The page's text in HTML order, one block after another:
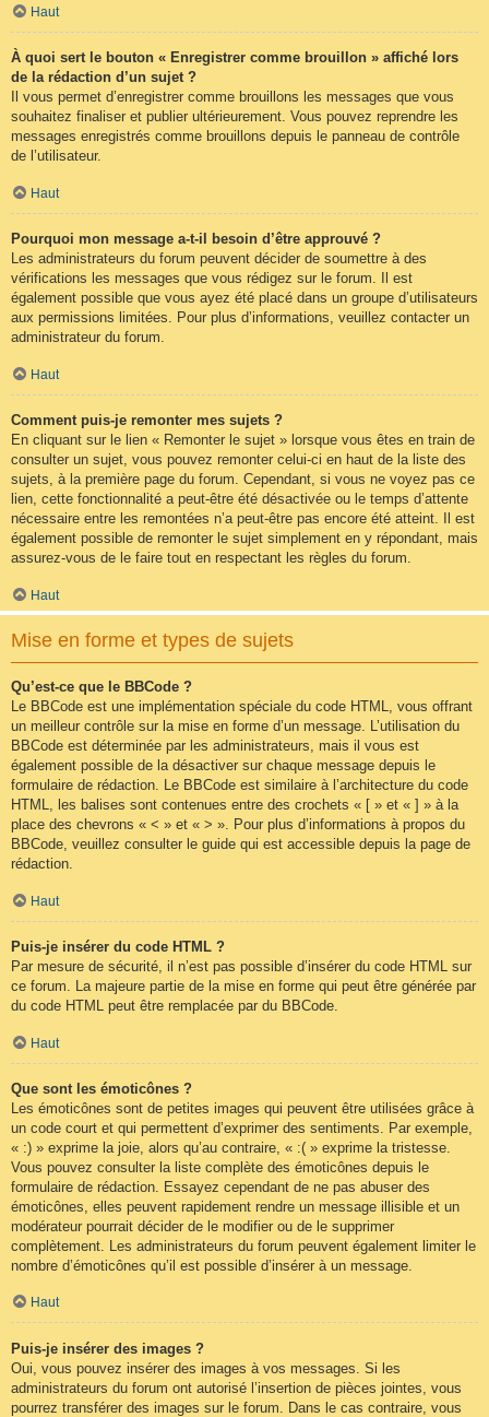
Haut
À quoi sert le bouton « Enregistrer comme brouillon » affiché lors
de la rédaction d’un sujet ?
Il vous permet d’enregistrer comme brouillons les messages que vous
souhaitez finaliser et publier ultérieurement. Vous pouvez reprendre les
messages enregistrés comme brouillons depuis le panneau de contrôle
de l’utilisateur.
Haut
Pourquoi mon message a-t-il besoin d’être approuvé ?
Les administrateurs du forum peuvent décider de soumettre à des
vérifications les messages que vous rédigez sur le forum. Il est
également possible que vous ayez été placé dans un groupe d’utilisateurs
aux permissions limitées. Pour plus d’informations, veuillez contacter un
administrateur du forum.
Haut
Comment puis-je remonter mes sujets ?
En cliquant sur le lien « Remonter le sujet » lorsque vous êtes en train de
consulter un sujet, vous pouvez remonter celui-ci en haut de la liste des
sujets, à la première page du forum. Cependant, si vous ne voyez pas ce
lien, cette fonctionnalité a peut-être été désactivée ou le temps d’attente
nécessaire entre les remontées n’a peut-être pas encore été atteint. Il est
également possible de remonter le sujet simplement en y répondant, mais
assurez-vous de le faire tout en respectant les règles du forum.
Haut
Mise en forme et types de sujets
Qu’est-ce que le BBCode ?
Le BBCode est une implémentation spéciale du code HTML, vous offrant
un meilleur contrôle sur la mise en forme d’un message. L’utilisation du
BBCode est déterminée par les administrateurs, mais il vous est
également possible de la désactiver sur chaque message depuis le
formulaire de rédaction. Le BBCode est similaire à l’architecture du code
HTML, les balises sont contenues entre des crochets « [ » et « ] » à la
place des chevrons « < » et « > ». Pour plus d’informations à propos du
BBCode, veuillez consulter le guide qui est accessible depuis la page de
rédaction.
Haut
Puis-je insérer du code HTML ?
Par mesure de sécurité, il n’est pas possible d’insérer du code HTML sur
ce forum. La majeure partie de la mise en forme qui peut être générée par
du code HTML peut être remplacée par du BBCode.
Haut
Que sont les émoticônes ?
Les émoticônes sont de petites images qui peuvent être utilisées grâce à
un code court et qui permettent d’exprimer des sentiments. Par exemple,
« :) » exprime la joie, alors qu’au contraire, « :( » exprime la tristesse.
Vous pouvez consulter la liste complète des émoticônes depuis le
formulaire de rédaction. Essayez cependant de ne pas abuser des
émoticônes, elles peuvent rapidement rendre un message illisible et un
modérateur pourrait décider de le modifier ou de le supprimer
complètement. Les administrateurs du forum peuvent également limiter le
nombre d’émoticônes qu’il est possible d’insérer à un message.
Haut
Puis-je insérer des images ?
Oui, vous pouvez insérer des images à vos messages. Si les
administrateurs du forum ont autorisé l’insertion de pièces jointes, vous
pourrez transférer des images sur le forum. Dans le cas contraire, vous